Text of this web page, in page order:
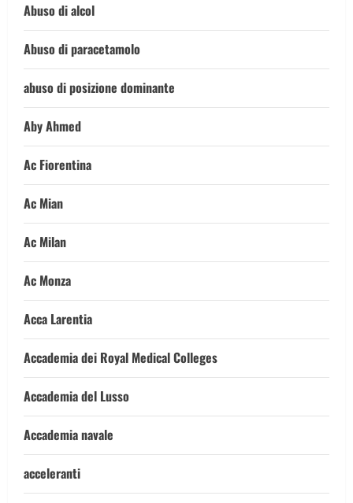
Abuso di alcol
Abuso di paracetamolo
abuso di posizione dominante
Aby Ahmed
Ac Fiorentina
Ac Mian
Ac Milan
Ac Monza
Acca Larentia
Accademia dei Royal Medical Colleges
Accademia del Lusso
Accademia navale
acceleranti